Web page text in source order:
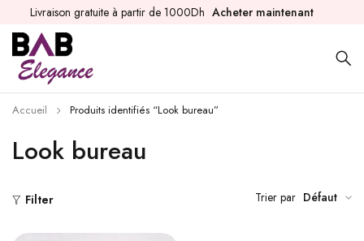
Livraison gratuite à partir de 1000Dh Acheter maintenant
Look bureau
Accueil Produits identifiés “Look bureau”
Filter Trier par Défaut